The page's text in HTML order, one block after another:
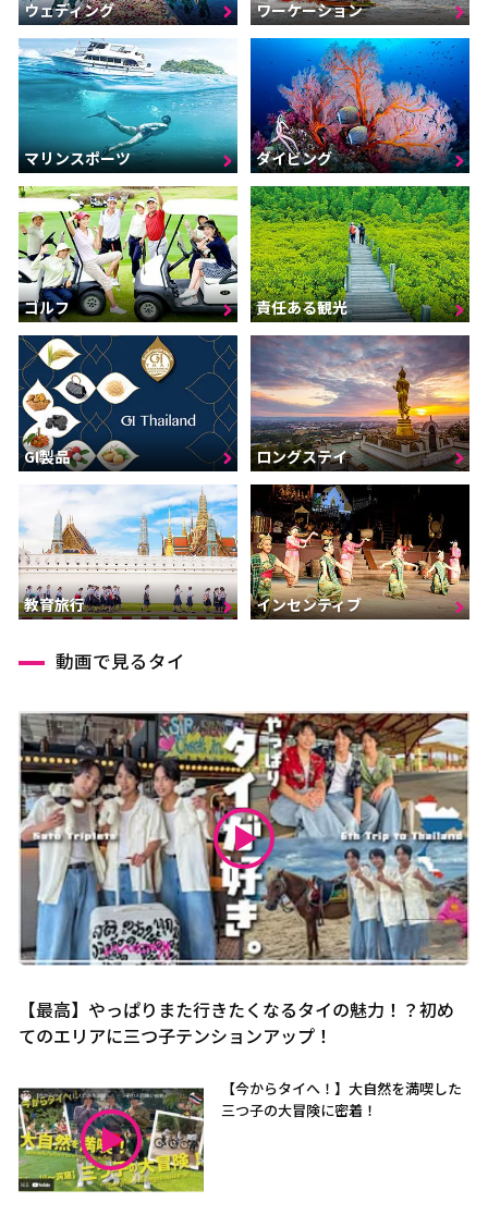
ウェディング ワーケーション
マリンスポーツ ダイビング
ゴルフ 責任ある観光
GI製品 ロングステイ
教育旅行 インセンティブ
動画で見るタイ
【最高】やっぱりまた行きたくなるタイの魅力！？初め
てのエリアに三つ子テンションアップ！
【今からタイへ！】大自然を満喫した
三つ子の大冒険に密着！